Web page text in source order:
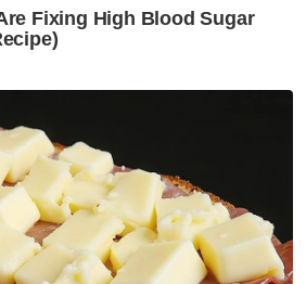
TH perlu difahami
sempurnakan majlis 'roof
Pangsapuri Saujana